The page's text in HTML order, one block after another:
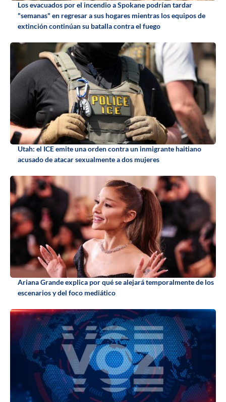
Los evacuados por el incendio a Spokane podrían tardar
"semanas" en regresar a sus hogares mientras los equipos de
extinción continúan su batalla contra el fuego
Utah: el ICE emite una orden contra un inmigrante haitiano
acusado de atacar sexualmente a dos mujeres
Ariana Grande explica por qué se alejará temporalmente de los
escenarios y del foco mediático